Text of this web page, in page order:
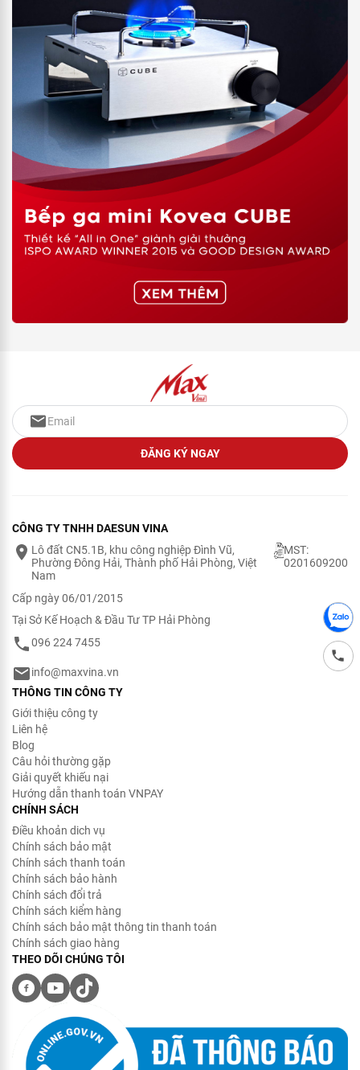
ĐĂNG KÝ NGAY
CÔNG TY TNHH DAESUN VINA
Lô đất CN5.1B, khu công nghiệp Đình Vũ,
Phường Đông Hải, Thành phố Hải Phòng, Việt
Nam
MST:
0201609200
Cấp ngày 06/01/2015
Tại Sở Kế Hoạch & Đầu Tư TP Hải Phòng
096 224 7455
info@maxvina.vn
THÔNG TIN CÔNG TY
Giới thiệu công ty
Liên hệ
Blog
Câu hỏi thường gặp
Giải quyết khiếu nại
Hướng dẫn thanh toán VNPAY
CHÍNH SÁCH
Điều khoản dich vụ
Chính sách bảo mật
Chính sách thanh toán
Chính sách bảo hành
Chính sách đổi trả
Chính sách kiểm hàng
Chính sách bảo mật thông tin thanh toán
Chính sách giao hàng
THEO DÕI CHÚNG TÔI